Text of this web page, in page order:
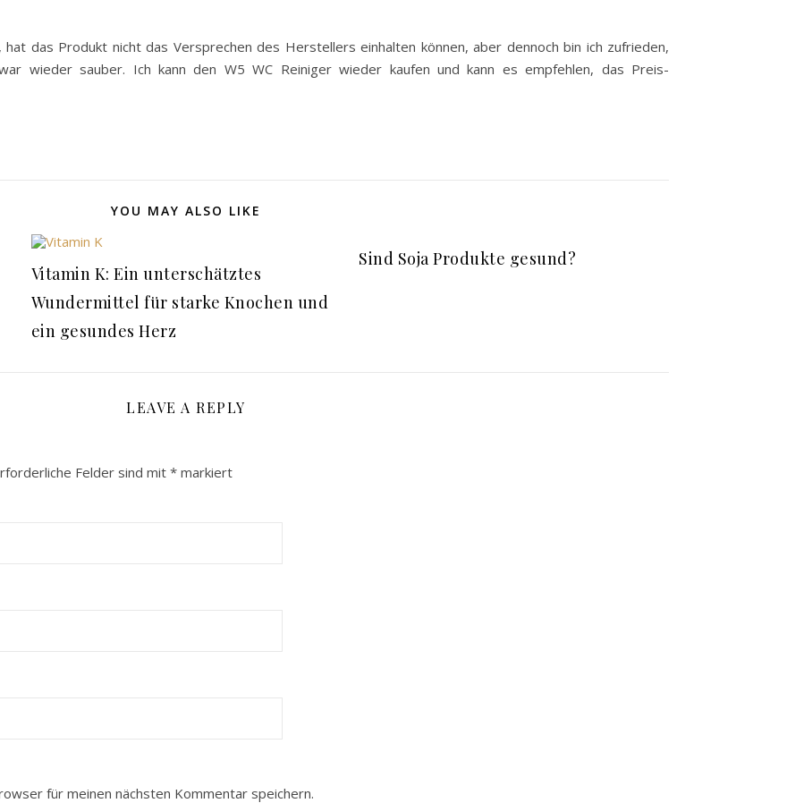
das Produkt nicht das Versprechen des Herstellers einhalten können, aber dennoch bin ich zufrieden,
wieder sauber. Ich kann den W5 WC Reiniger wieder kaufen und kann es empfehlen, das Preis-
YOU MAY ALSO LIKE
Vitamin K: Ein unterschätztes
Wundermittel für starke Knochen und
ein gesundes Herz
Sind Soja Produkte gesund?
LEAVE A REPLY
Felder sind mit* markiert
für meinen nächsten Kommentar speichern.